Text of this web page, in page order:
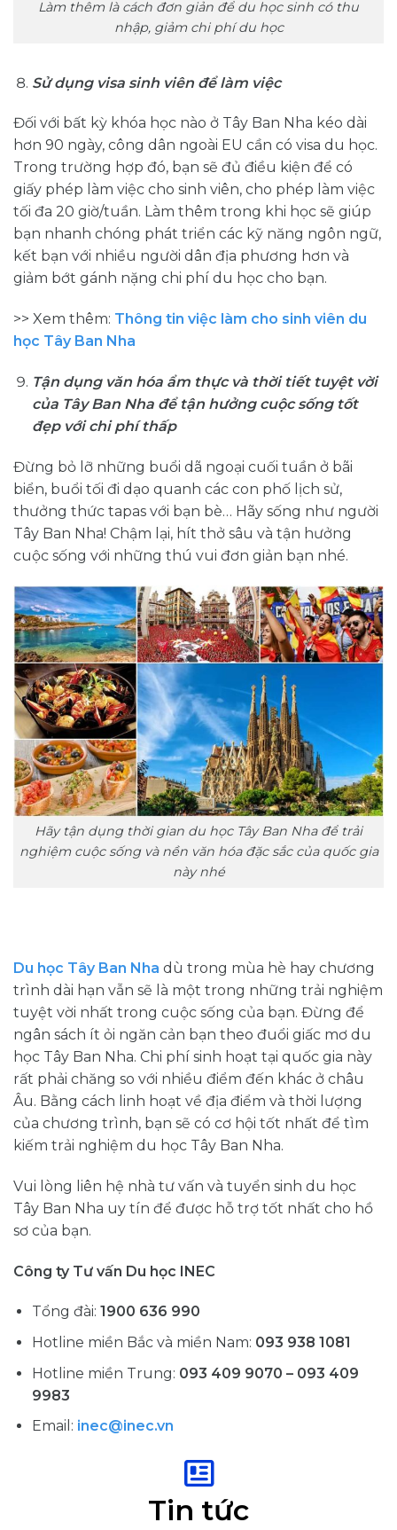
Làm thêm là cách đơn giản để du học sinh có thu
nhập, giảm chi phí du học
Sử dụng visa sinh viên để làm việc
Đối với bất kỳ khóa học nào ở Tây Ban Nha kéo dài
hơn 90 ngày, công dân ngoài EU cần có visa du học.
Trong trường hợp đó, bạn sẽ đủ điều kiện để có
giấy phép làm việc cho sinh viên, cho phép làm việc
tối đa 20 giờ/tuần. Làm thêm trong khi học sẽ giúp
bạn nhanh chóng phát triển các kỹ năng ngôn ngữ,
kết bạn với nhiều người dân địa phương hơn và
giảm bớt gánh nặng chi phí du học cho bạn.
>> Xem thêm: Thông tin việc làm cho sinh viên du
học Tây Ban Nha
Tận dụng văn hóa ẩm thực và thời tiết tuyệt vời
của Tây Ban Nha để tận hưởng cuộc sống tốt
đẹp với chi phí thấp
Đừng bỏ lỡ những buổi dã ngoại cuối tuần ở bãi
biển, buổi tối đi dạo quanh các con phố lịch sử,
thưởng thức tapas với bạn bè… Hãy sống như người
Tây Ban Nha! Chậm lại, hít thở sâu và tận hưởng
cuộc sống với những thú vui đơn giản bạn nhé.
Hãy tận dụng thời gian du học Tây Ban Nha để trải
nghiệm cuộc sống và nền văn hóa đặc sắc của quốc gia
này nhé
Du học Tây Ban Nha dù trong mùa hè hay chương
trình dài hạn vẫn sẽ là một trong những trải nghiệm
tuyệt vời nhất trong cuộc sống của bạn. Đừng để
ngân sách ít ỏi ngăn cản bạn theo đuổi giấc mơ du
học Tây Ban Nha. Chi phí sinh hoạt tại quốc gia này
rất phải chăng so với nhiều điểm đến khác ở châu
Âu. Bằng cách linh hoạt về địa điểm và thời lượng
của chương trình, bạn sẽ có cơ hội tốt nhất để tìm
kiếm trải nghiệm du học Tây Ban Nha.
Vui lòng liên hệ nhà tư vấn và tuyển sinh du học
Tây Ban Nha uy tín để được hỗ trợ tốt nhất cho hồ
sơ của bạn.
Công ty Tư vấn Du học INEC
Tổng đài: 1900 636 990
Hotline miền Bắc và miền Nam: 093 938 1081
Hotline miền Trung: 093 409 9070 – 093 409
9983
Email: inec@inec.vn
Tin tức